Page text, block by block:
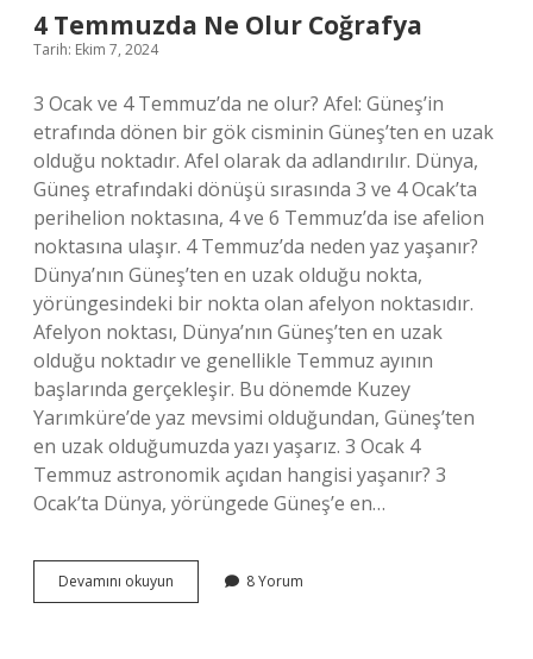
4 Temmuzda Ne Olur Coğrafya
Tarih: Ekim 7, 2024
3 Ocak ve 4 Temmuz’da ne olur? Afel: Güneş’in
etrafında dönen bir gök cisminin Güneş’ten en uzak
olduğu noktadır. Afel olarak da adlandırılır. Dünya,
Güneş etrafındaki dönüşü sırasında 3 ve 4 Ocak’ta
perihelion noktasına, 4 ve 6 Temmuz’da ise afelion
noktasına ulaşır. 4 Temmuz’da neden yaz yaşanır?
Dünya’nın Güneş’ten en uzak olduğu nokta,
yörüngesindeki bir nokta olan afelyon noktasıdır.
Afelyon noktası, Dünya’nın Güneş’ten en uzak
olduğu noktadır ve genellikle Temmuz ayının
başlarında gerçekleşir. Bu dönemde Kuzey
Yarımküre’de yaz mevsimi olduğundan, Güneş’ten
en uzak olduğumuzda yazı yaşarız. 3 Ocak 4
Temmuz astronomik açıdan hangisi yaşanır? 3
Ocak’ta Dünya, yörüngede Güneş’e en…
Devamını okuyun
Temmuzda
8 Yorum